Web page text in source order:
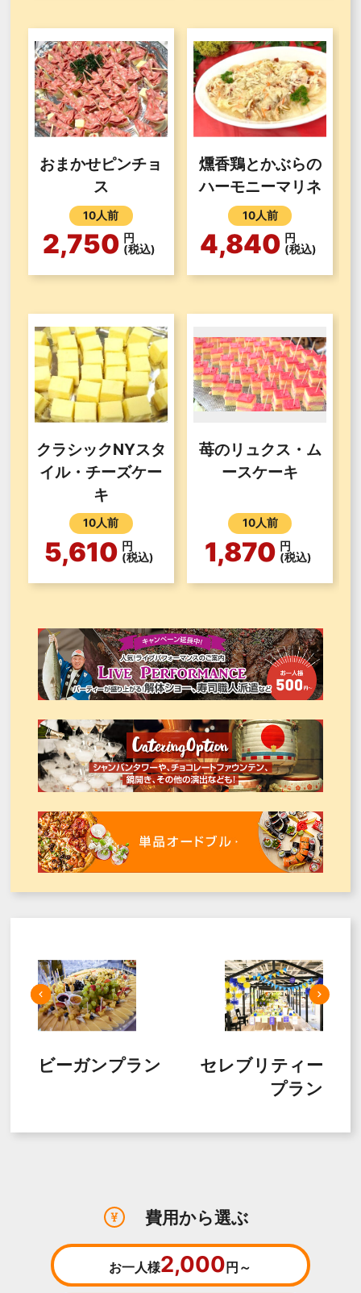
おまかせピンチョ
ス
10人前
2,750 円
(税込)
燻香鶏とかぶらの
ハーモニーマリネ
10人前
4,840 円
(税込)
クラシックNYスタ
イル・チーズケー
キ
10人前
5,610 円
(税込)
苺のリュクス・ム
ースケーキ
10人前
1,870 円
(税込)
ビーガンプラン
セレブリティー
プラン
費用から選ぶ
お一人様2,000 円～